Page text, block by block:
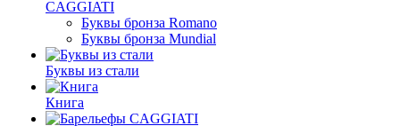
CAGGIATI
Буквы бронза Romano
Буквы бронза Mundial
Буквы из стали
Книга